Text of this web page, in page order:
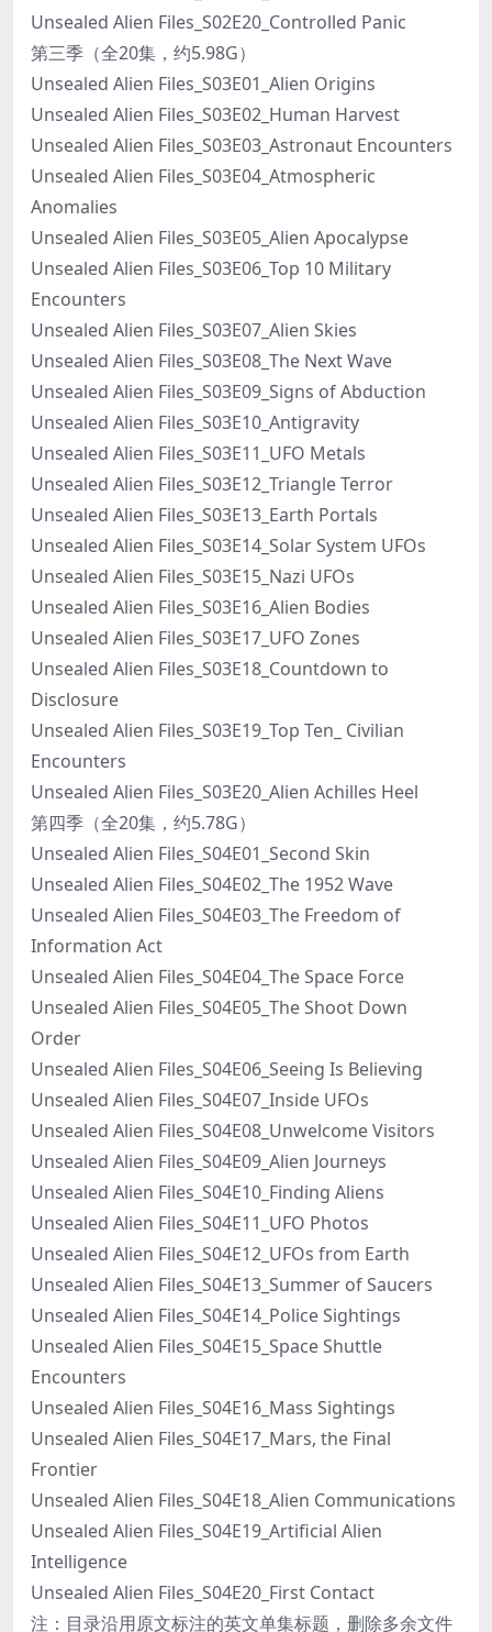
Unsealed Alien Files_S02E20_Controlled Panic
第三季（全20集，约5.98G）
Unsealed Alien Files_S03E01_Alien Origins
Unsealed Alien Files_S03E02_Human Harvest
Unsealed Alien Files_S03E03_Astronaut Encounters
Unsealed Alien Files_S03E04_Atmospheric
Anomalies
Unsealed Alien Files_S03E05_Alien Apocalypse
Unsealed Alien Files_S03E06_Top 10 Military
Encounters
Unsealed Alien Files_S03E07_Alien Skies
Unsealed Alien Files_S03E08_The Next Wave
Unsealed Alien Files_S03E09_Signs of Abduction
Unsealed Alien Files_S03E10_Antigravity
Unsealed Alien Files_S03E11_UFO Metals
Unsealed Alien Files_S03E12_Triangle Terror
Unsealed Alien Files_S03E13_Earth Portals
Unsealed Alien Files_S03E14_Solar System UFOs
Unsealed Alien Files_S03E15_Nazi UFOs
Unsealed Alien Files_S03E16_Alien Bodies
Unsealed Alien Files_S03E17_UFO Zones
Unsealed Alien Files_S03E18_Countdown to
Disclosure
Unsealed Alien Files_S03E19_Top Ten_ Civilian
Encounters
Unsealed Alien Files_S03E20_Alien Achilles Heel
第四季（全20集，约5.78G）
Unsealed Alien Files_S04E01_Second Skin
Unsealed Alien Files_S04E02_The 1952 Wave
Unsealed Alien Files_S04E03_The Freedom of
Information Act
Unsealed Alien Files_S04E04_The Space Force
Unsealed Alien Files_S04E05_The Shoot Down
Order
Unsealed Alien Files_S04E06_Seeing Is Believing
Unsealed Alien Files_S04E07_Inside UFOs
Unsealed Alien Files_S04E08_Unwelcome Visitors
Unsealed Alien Files_S04E09_Alien Journeys
Unsealed Alien Files_S04E10_Finding Aliens
Unsealed Alien Files_S04E11_UFO Photos
Unsealed Alien Files_S04E12_UFOs from Earth
Unsealed Alien Files_S04E13_Summer of Saucers
Unsealed Alien Files_S04E14_Police Sightings
Unsealed Alien Files_S04E15_Space Shuttle
Encounters
Unsealed Alien Files_S04E16_Mass Sightings
Unsealed Alien Files_S04E17_Mars, the Final
Frontier
Unsealed Alien Files_S04E18_Alien Communications
Unsealed Alien Files_S04E19_Artificial Alien
Intelligence
Unsealed Alien Files_S04E20_First Contact
注：目录沿用原文标注的英文单集标题，删除多余文件